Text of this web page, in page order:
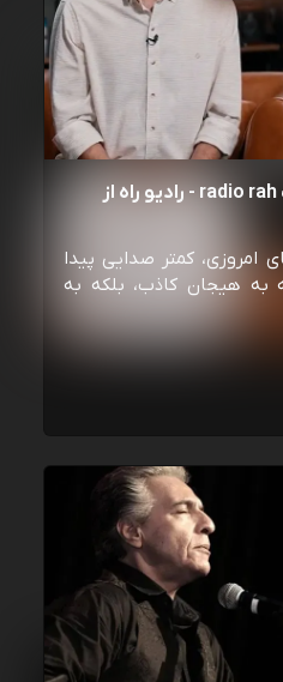
همه چیز درباره پادکست radio rah - رادیو راه از
امروزی، کمتر صدایی پیدا
به هیجان کاذب، بلکه به